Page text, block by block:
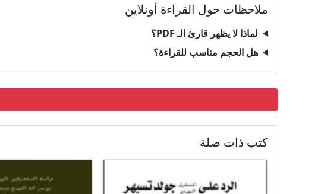
ملاحظات حول القراءة أونلاين
لماذا لا يظهر قارئ الـ PDF؟
هل الحجم مناسب للقراءة؟
كتب ذات صلة